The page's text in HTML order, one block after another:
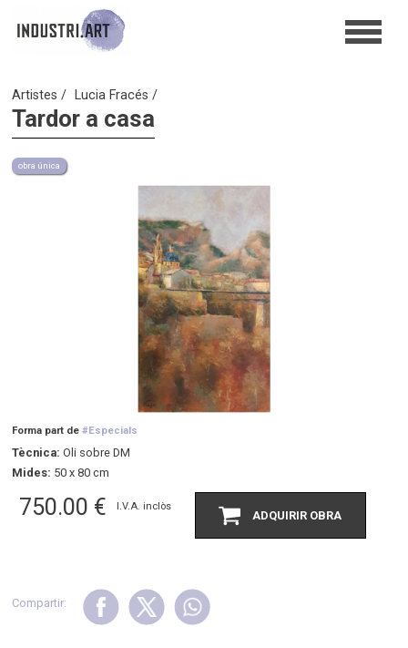
Artistes Lucia Fracés
Tardor a casa
obra única
Forma part de #Especials
Tècnica: Oli sobre DM
Mides: 50 x 80 cm
750.00 € I.V.A. inclòs
ADQUIRIR OBRA
Compartir: